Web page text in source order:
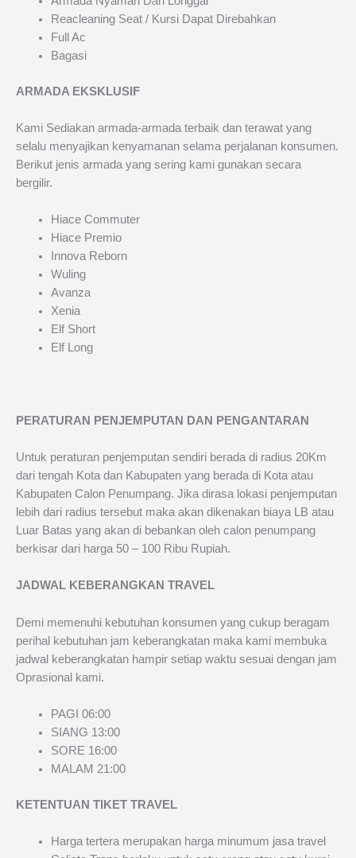
Reacleaning Seat / Kursi Dapat Direbahkan
Full Ac
Bagasi
ARMADA EKSKLUSIF
Kami Sediakan armada-armada terbaik dan terawat yang
selalu menyajikan kenyamanan selama perjalanan konsumen.
Berikut jenis armada yang sering kami gunakan secara
bergilir.
Hiace Commuter
Hiace Premio
Innova Reborn
Wuling
Avanza
Xenia
Elf Short
Elf Long
PERATURAN PENJEMPUTAN DAN PENGANTARAN
Untuk peraturan penjemputan sendiri berada di radius 20Km
dari tengah Kota dan Kabupaten yang berada di Kota atau
Kabupaten Calon Penumpang. Jika dirasa lokasi penjemputan
lebih dari radius tersebut maka akan dikenakan biaya LB atau
Luar Batas yang akan di bebankan oleh calon penumpang
berkisar dari harga 50 – 100 Ribu Rupiah.
JADWAL KEBERANGKAN TRAVEL
Demi memenuhi kebutuhan konsumen yang cukup beragam
perihal kebutuhan jam keberangkatan maka kami membuka
jadwal keberangkatan hampir setiap waktu sesuai dengan jam
Oprasional kami.
PAGI 06:00
SIANG 13:00
SORE 16:00
MALAM 21:00
KETENTUAN TIKET TRAVEL
Harga tertera merupakan harga minumum jasa travel